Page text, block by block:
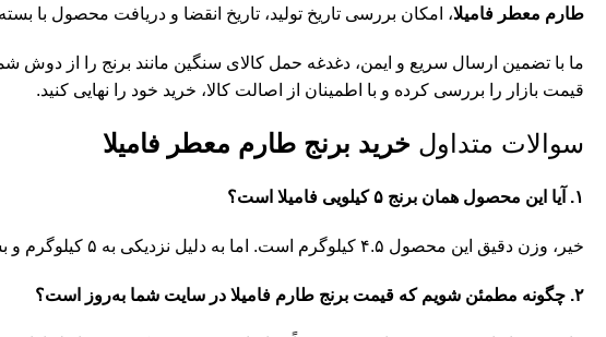
طارم معطر فامیلا، امکان بررسی تاریخ تولید، تاریخ انقضا و دریافت محصول با
ما با تضمین ارسال سریع و ایمن، دغدغه حمل کالای سنگین مانند برنج را از
قیمت بازار را بررسی کرده و با اطمینان از اصالت کالا، خرید خود را نهایی کنید.
سوالات متداول خرید برنج طارم معطر فامیلا
۱. آیا این محصول همان برنج ۵ کیلویی فامیلا است؟
خیر، وزن دقیق این محصول ۴.۵ کیلوگرم است. اما به دلیل نزدیکی به ۵ کیلوگرم و بسته‌بندی بزرگ، معمولاً در مقایسه‌ها با بسته ۵ کیلویی سنجیده می‌شود.
۲. چگونه مطمئن شویم که قیمت برنج طارم فامیلا در سایت شما به‌روز است؟